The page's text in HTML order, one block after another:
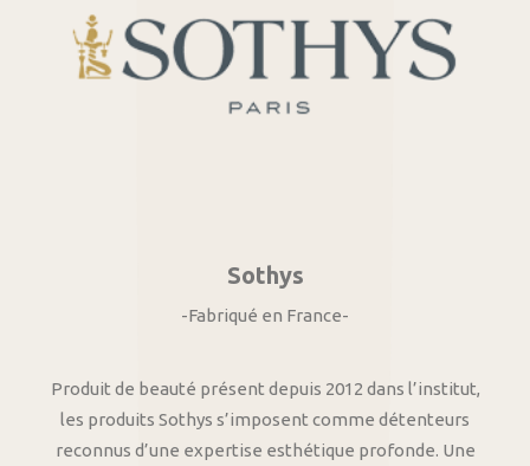
Sothys
-Fabriqué en France-
Produit de beauté présent depuis 2012 dans l’institut,
les produits Sothys s’imposent comme détenteurs
reconnus d’une expertise esthétique profonde. Une